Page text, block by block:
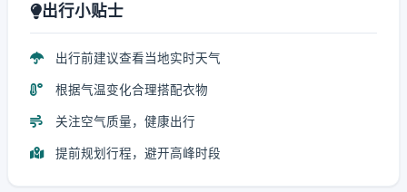
出行小贴士
出行前建议查看当地实时天气
根据气温变化合理搭配衣物
关注空气质量，健康出行
提前规划行程，避开高峰时段